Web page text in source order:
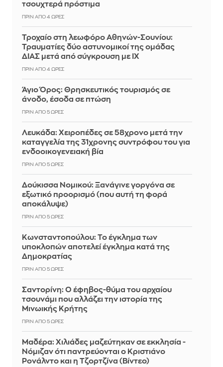
τσουχτερά πρόστιμα
ΠΡΙΝ ΑΠΌ 4 ΏΡΕΣ
Τροχαίο στη λεωφόρο Αθηνών-Σουνίου:
Τραυματίες δύο αστυνομικοί της ομάδας
ΔΙΑΣ μετά από σύγκρουση με ΙΧ
ΠΡΙΝ ΑΠΌ 4 ΏΡΕΣ
Άγιο Όρος: Θρησκευτικός τουρισμός σε
άνοδο, έσοδα σε πτώση
ΠΡΙΝ ΑΠΌ 5 ΏΡΕΣ
Λευκάδα: Χειροπέδες σε 58χρονο μετά την
καταγγελία της 31χρονης συντρόφου του για
ενδοοικογενειακή βία
ΠΡΙΝ ΑΠΌ 5 ΏΡΕΣ
Δούκισσα Νομικού: Ξανάγινε γοργόνα σε
εξωτικό προορισμό (που αυτή τη φορά
αποκάλυψε)
ΠΡΙΝ ΑΠΌ 5 ΏΡΕΣ
Κωνσταντοπούλου: Το έγκλημα των
υποκλοπών αποτελεί έγκλημα κατά της
Δημοκρατίας
ΠΡΙΝ ΑΠΌ 5 ΏΡΕΣ
Σαντορίνη: Ο έφηβος-θύμα του αρχαίου
τσουνάμι που αλλάζει την ιστορία της
Μινωικής Κρήτης
ΠΡΙΝ ΑΠΌ 5 ΏΡΕΣ
Μαδέρα: Χιλιάδες μαζεύτηκαν σε εκκλησία -
Νόμιζαν ότι παντρεύονται ο Κριστιάνο
Ρονάλντο και η Τζορτζίνα (Βίντεο)